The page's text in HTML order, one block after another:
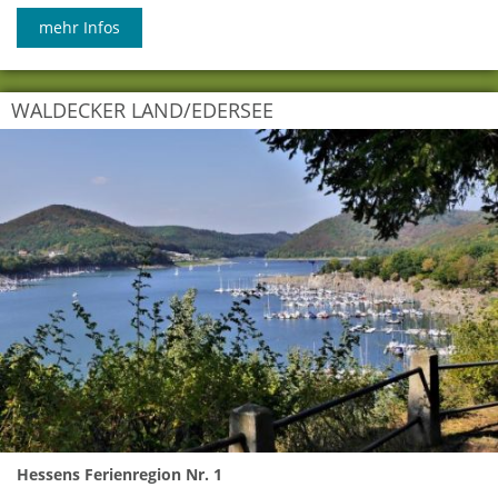
mehr Infos
WALDECKER LAND/EDERSEE
Hessens Ferienregion Nr. 1